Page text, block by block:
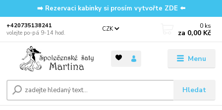
➡️ Rezervaci kabinky si prosím vytvořte ZDE ⬅️
Menu
CZK
Hledat
‭+420735138241
volejte po-pá 9-14 hod.
0 ks
za 0,00 Kč